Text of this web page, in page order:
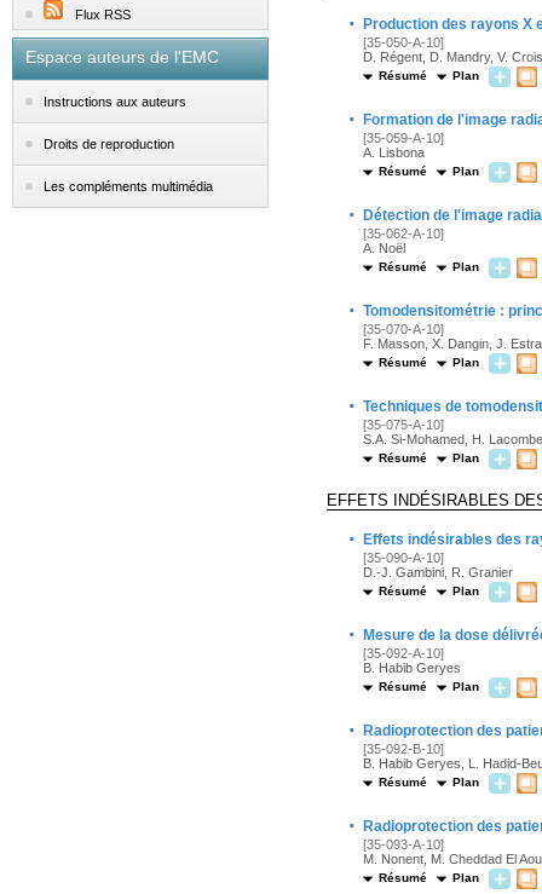
Flux RSS
Espace auteurs de l'EMC
Instructions aux auteurs
Droits de reproduction
Les compléments multimédia
· Production des rayons X
[35-050-A-10]
D. Régent, D. Mandry, V.
Résumé Plan
· Formation de l'image
[35-059-A-10]
A. Lisbona
Résumé Plan
· Détection de l'image
[35-062-A-10]
A. Noël
Résumé Plan
· Tomodensitométrie :
[35-070-A-10]
F. Masson, X. Dangin, J.
Résumé Plan
· Techniques de
[35-075-A-10]
S.A. Si-Mohamed, H.
Résumé Plan
EFFETS INDÉSIRABLES
· Effets indésirables des
[35-090-A-10]
D.-J. Gambini, R. Granier
Résumé Plan
· Mesure de la dose
[35-092-A-10]
B. Habib Geryes
Résumé Plan
· Radioprotection des
[35-092-B-10]
B. Habib Geryes, L. Hadid-
Résumé Plan
· Radioprotection des
[35-093-A-10]
M. Nonent, M. Cheddad El
Résumé Plan